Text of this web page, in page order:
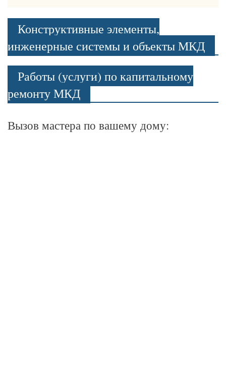
Конструктивные элементы,
инженерные системы и объекты МКД
Работы (услуги) по капитальному
ремонту МКД
Вызов мастера по вашему дому: